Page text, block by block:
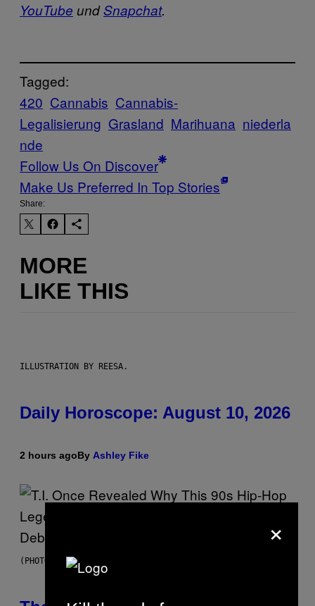
YouTube undSnapchat.
Tagged:
420 Cannabis Cannabis-
Legalisierung Grasland Marihuana niederla
nde
Follow Us On Discover
Make Us Preferred In Top Stories
Share:
MORE
LIKE THIS
ILLUSTRATION BY REESA.
Daily Horoscope: August 10, 2026
2 hours agoBy Ashley Fike
(PHOTO BY JOHNNY NUNEZ/WIREIMAGE)
×